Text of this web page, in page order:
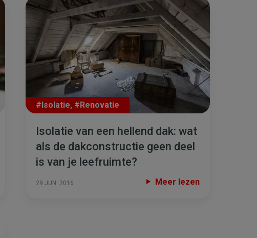
#Isolatie, #Renovatie
Isolatie van een hellend dak: wat
als de dakconstructie geen deel
is van je leefruimte?
29 JUN. 2016 Meer lezen